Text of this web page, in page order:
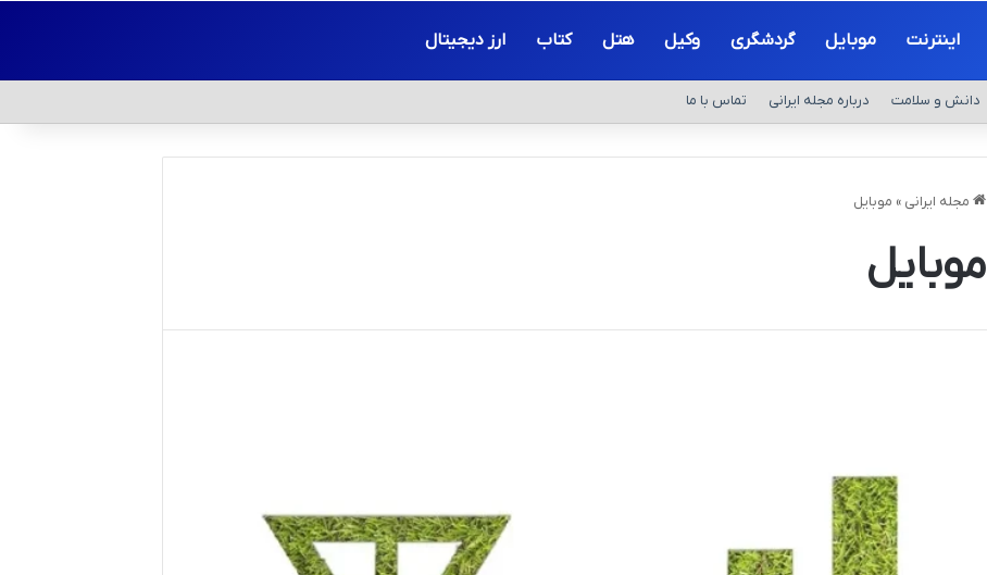
اینترنت موبایل گردشگری وکیل هتل کتاب ارز دیجیتال
دانش و سلامت درباره مجله ایرانی تماس با ما
مجله ایرانی » موبایل
موبایل